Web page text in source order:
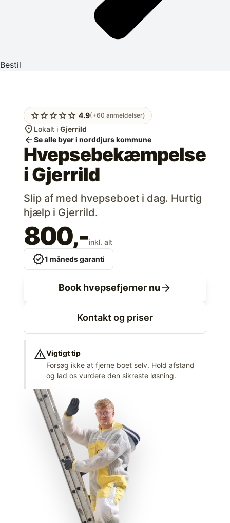
Bestil
starstarstarstarstar 4.9(+60 anmeldelser)
location_on Lokalt i Gjerrild
arrow_backSe alle byer i norddjurs kommune
Hvepsebekæmpelse
iGjerrild
Slip af med hvepseboet i dag. Hurtig
hjælp i Gjerrild.
800,-inkl. alt
verified1 måneds garanti
Book hvepsefjerner nu arrow_forward
Kontakt og priser
warningVigtigt tip
Forsøg ikke at fjerne boet selv. Hold afstand
og lad os vurdere den sikreste løsning.